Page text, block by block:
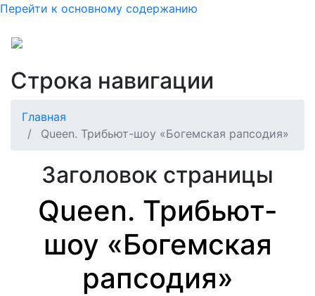
Перейти к основному содержанию
Строка навигации
Главная
Queen. Трибьют-шоу «Богемская рапсодия»
Заголовок страницы
Queen. Трибьют-
шоу «Богемская
рапсодия»